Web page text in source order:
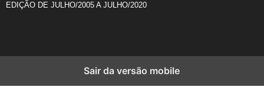
EDIÇÃO DE JULHO/2005 A JULHO/2020
Sair da versão mobile